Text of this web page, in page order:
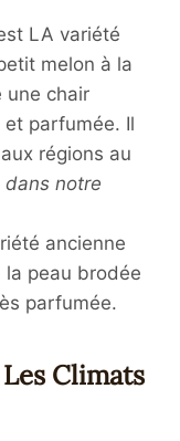
LA variété
melon à la
une chair
parfumée. Il
régions au
dans notre
ancienne
peau brodée
parfumée.
Climats